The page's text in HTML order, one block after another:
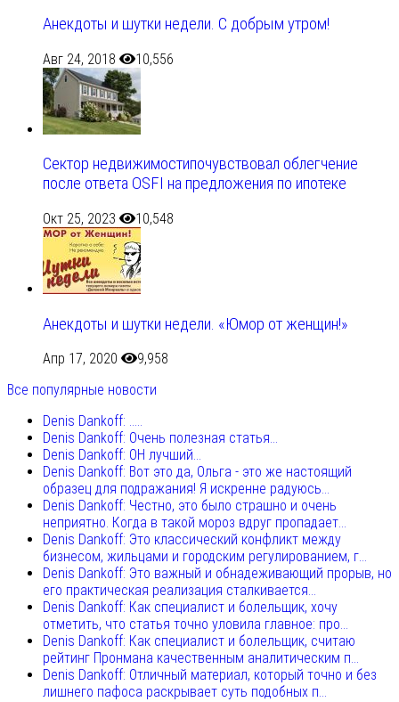
Анекдоты и шутки недели. С добрым утром!
Авг 24, 2018 10,556
Сектор недвижимостипочувствовал облегчение
после ответа OSFI на предложения по ипотеке
Окт 25, 2023 10,548
Анекдоты и шутки недели. «Юмор от женщин!»
Апр 17, 2020
9,958
Все популярные новости
Denis Dankoff: .....
Denis Dankoff: Очень полезная статья...
Denis Dankoff: ОН лучший...
Denis Dankoff: Вот это да, Ольга - это же настоящий
образец для подражания! Я искренне радуюсь...
Denis Dankoff: Честно, это было страшно и очень
неприятно. Когда в такой мороз вдруг пропадает...
Denis Dankoff: Это классический конфликт между
бизнесом, жильцами и городским регулированием, г...
Denis Dankoff: Это важный и обнадеживающий прорыв, но
его практическая реализация сталкивается...
Denis Dankoff: Как специалист и болельщик, хочу
отметить, что статья точно уловила главное: про...
Denis Dankoff: Как специалист и болельщик, считаю
рейтинг Пронмана качественным аналитическим п...
Denis Dankoff: Отличный материал, который точно и без
лишнего пафоса раскрывает суть подобных п...